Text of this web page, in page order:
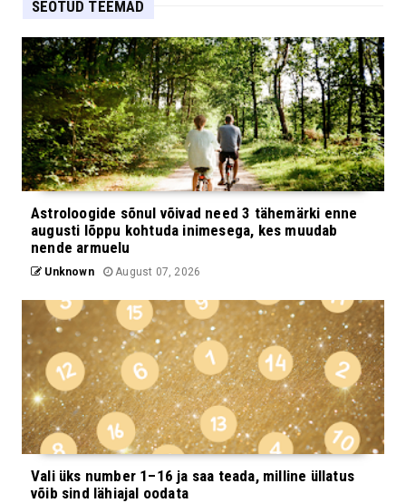
SEOTUD TEEMAD
Astroloogide sõnul võivad need 3 tähemärki enne
augusti lõppu kohtuda inimesega, kes muudab
nende armuelu
Unknown August 07, 2026
Vali üks number 1–16 ja saa teada, milline üllatus
võib sind lähiajal oodata